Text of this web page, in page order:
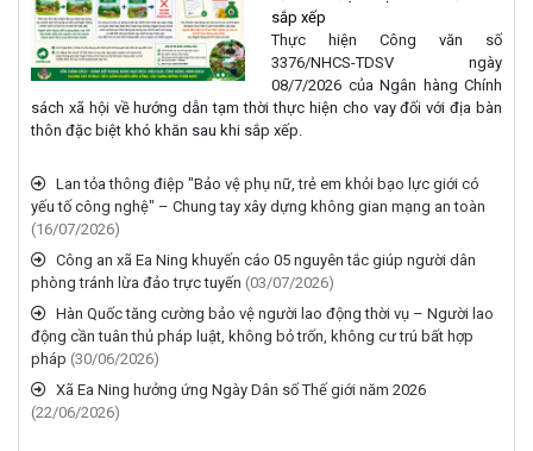
Thực hiện Công văn số
3376/NHCS-TDSV ngày
08/7/2026 của Ngân hàng Chính
sách xã hội về hướng dẫn tạm thời thực hiện cho vay đối với địa bàn
thôn đặc biệt khó khăn sau khi sắp xếp.
yếu tố công nghệ" – Chung tay xây dựng không gian mạng an toàn
(16/07/2026)
Công an xã Ea Ning khuyến cáo 05 nguyên tắc giúp người dân
phòng tránh lừa đảo trực tuyến
(03/07/2026)
Hàn Quốc tăng cường bảo vệ người lao động thời vụ – Người lao
động cần tuân thủ pháp luật, không bỏ trốn, không cư trú bất hợp
pháp
(30/06/2026)
Xã Ea Ning hưởng ứng Ngày Dân số Thế giới năm 2026
(22/06/2026)
ĐẢNG ỦY – HĐND – UBND - ỦY BAN MTTQVN XÃ EA NING TỔ
CHỨC LỄ MÍT KỶ NIỆM NGÀY AN NINH MẠNG VIỆT NAM 6-8.